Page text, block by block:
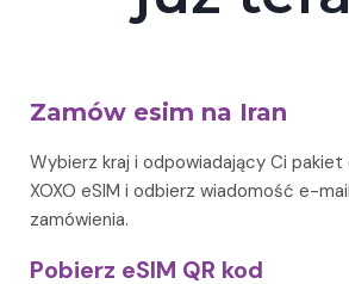
Zamów esim na Iran
Wybierz kraj i odpowiadający Ci pakiet
XOXO eSIM i odbierz wiadomość e-
zamówienia.
Pobierz eSIM QR kod